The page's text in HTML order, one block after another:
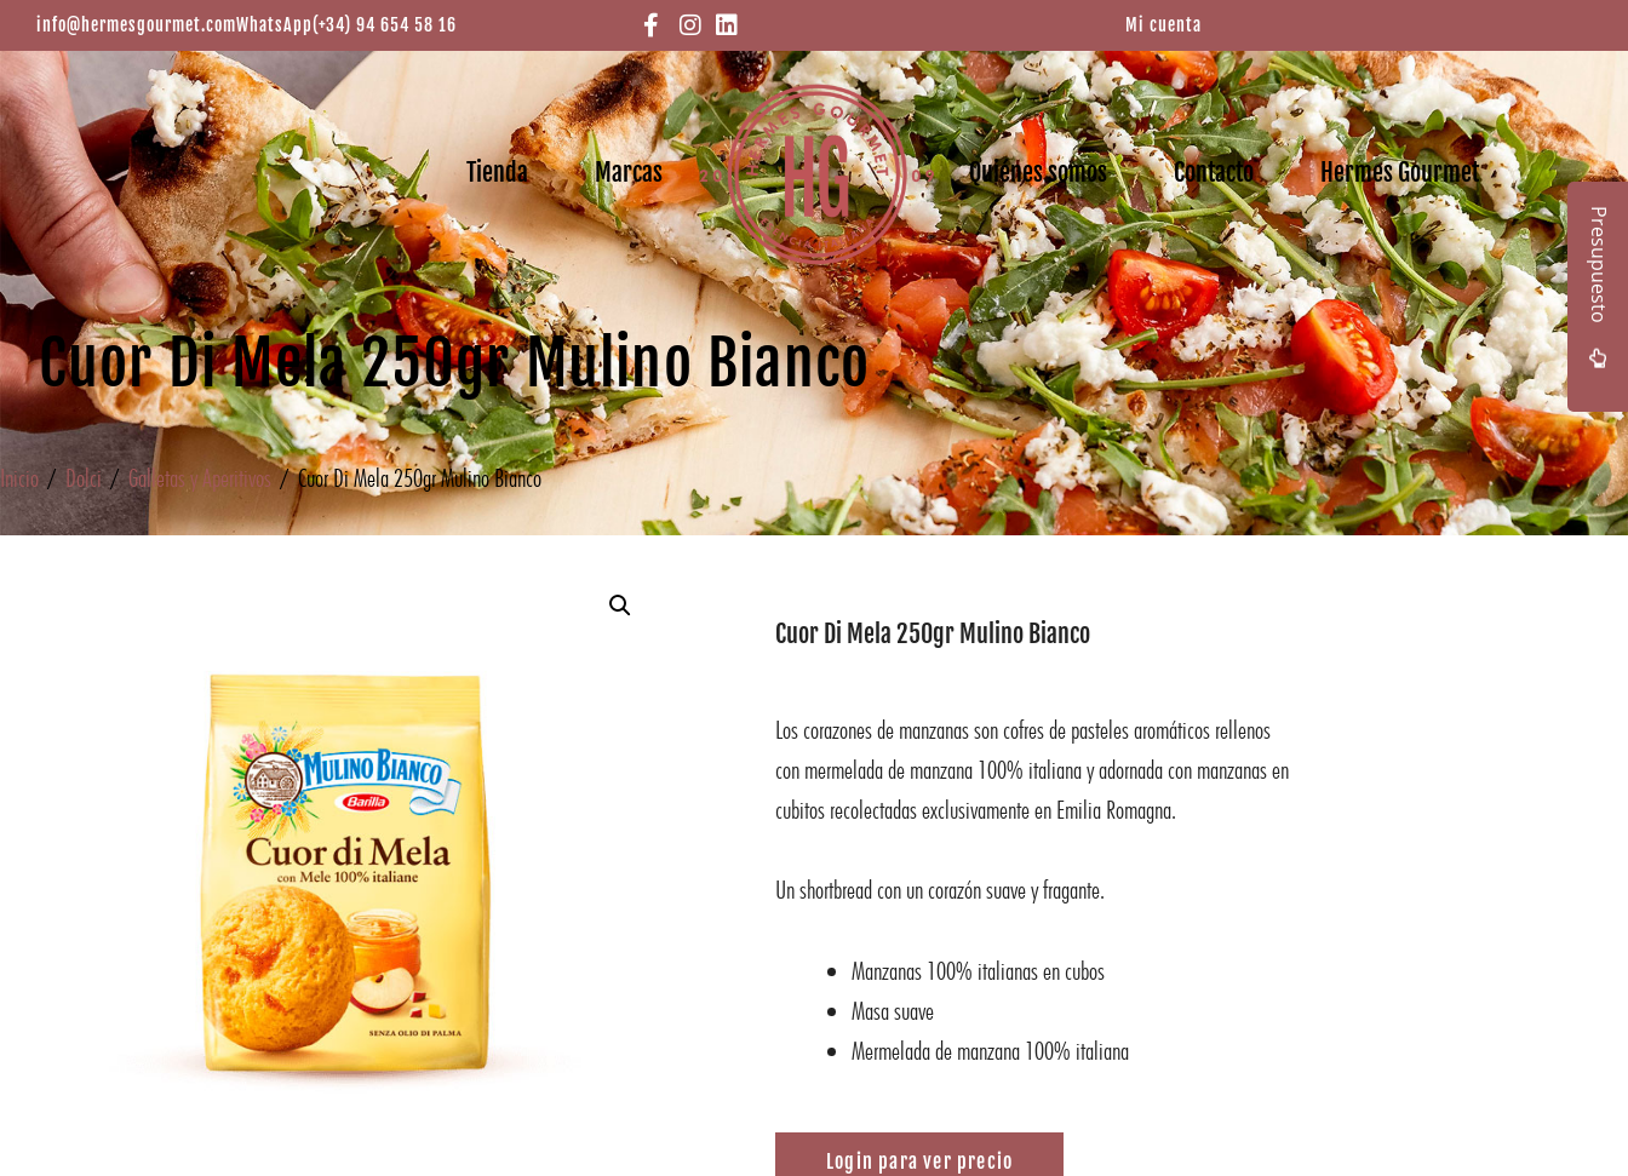
info@hermesgourmet.comWhatsApp(+34) 94 654 58 16 Mi cuenta
Tienda Marcas Quiénes somos Contacto Hermes Gourmet
Cuor Di Mela 250gr Mulino Bianco
Inicio / Dolci/Galletas y Aperitivos / Cuor Di Mela 250gr Mulino Bianco
Cuor Di Mela 250gr Mulino Bianco
Los corazones de manzanas son cofres de pasteles aromáticos rellenos
con mermelada de manzana 100% italiana y adornada con manzanas en
cubitos recolectadas exclusivamente en Emilia Romagna.
Un shortbread con un corazón suave y fragante.
Manzanas 100% italianas en cubos
Masa suave
Mermelada de manzana 100% italiana
Login para ver precio
Presupuesto